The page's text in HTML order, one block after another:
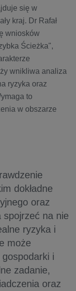
się w
kraj. Dr Rafał
wniosków
Ścieżka",
wnikliwa analiza
ryzyka oraz
to
w obszarze
dokładne
oraz
spojrzeć na nie
ryzyka i
może
i
zadanie,
oraz